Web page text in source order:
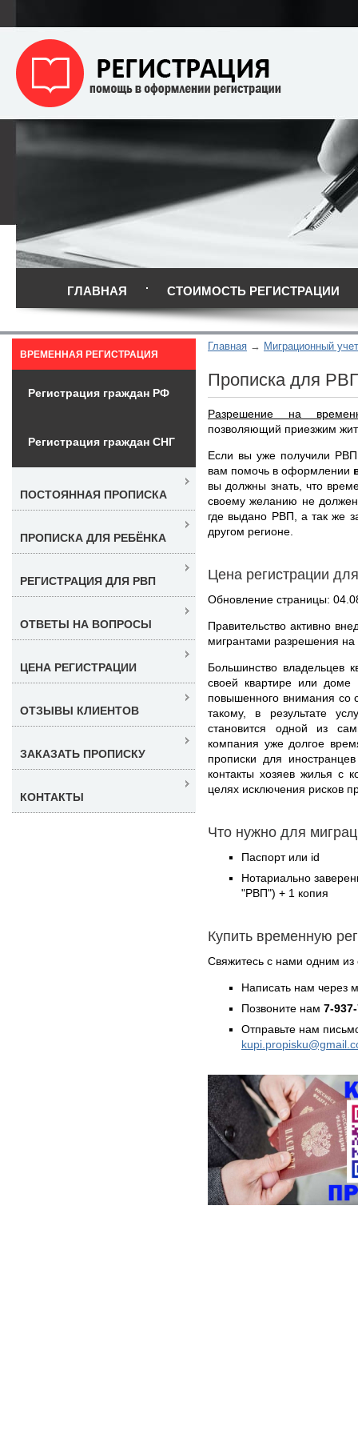
ГЛАВНАЯ СТОИМОСТЬ РЕГИСТРАЦИИ
Главная Миграционный
Прописка для
Разрешение на
позволяющий приезжим
Если вы уже получили
вам помочь в оформлении
вы должны знать, что
своему желанию не
где выдано РВП, а так же
другом регионе.
Цена регистрации
Обновление страницы:
Правительство активно
мигрантами разрешения
Большинство владельцев
своей квартире или доме
повышенного внимания со
такому, в результате
становится одной из
компания уже долгое
прописки для
контакты хозяев жилья с
целях исключения рисков
Что нужно для
Паспорт или id
Нотариально
"РВП") + 1 копия
Купить временную
Свяжитесь с нами одним
Написать нам через
Позвоните нам 7-
Отправьте нам
ВРЕМЕННАЯ РЕГИСТРАЦИЯ
Регистрация граждан РФ
Регистрация граждан СНГ
ПОСТОЯННАЯ ПРОПИСКА
ПРОПИСКА ДЛЯ РЕБЁНКА
РЕГИСТРАЦИЯ ДЛЯ РВП
ОТВЕТЫ НА ВОПРОСЫ
ЦЕНА РЕГИСТРАЦИИ
ОТЗЫВЫ КЛИЕНТОВ
ЗАКАЗАТЬ ПРОПИСКУ
КОНТАКТЫ